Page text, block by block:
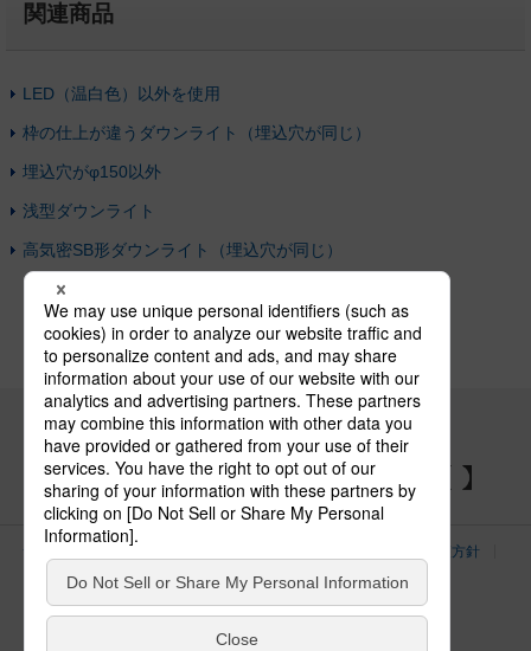
関連商品
LED（温白色）以外を使用
枠の仕上が違うダウンライト（埋込穴が同じ）
埋込穴がφ150以外
浅型ダウンライト
高気密SB形ダウンライト（埋込穴が同じ）
パナソニックの電気設備 SNSアカウント
サイトのご利用にあたって
個人情報保護方針
パナソニック ホールディングス
Area/Country
電気・建築設備（ビジネス）